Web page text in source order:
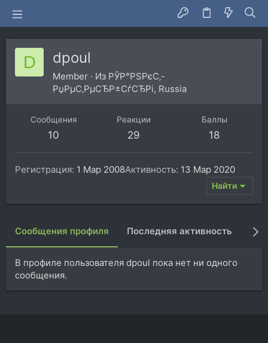
D dpoul
Member · Из РЎР°РЅРєС‚-
РџРµС‚РµСЂР±СѓСЂРі, Russia
Сообщения
10
Реакции
29
Баллы
18
Регистрация 1 Мар 2008Активность 13 Мар 2020
Найти
Сообщения профиля Последняя активность
В профиле пользователя dpoul пока нет ни одного
сообщения.